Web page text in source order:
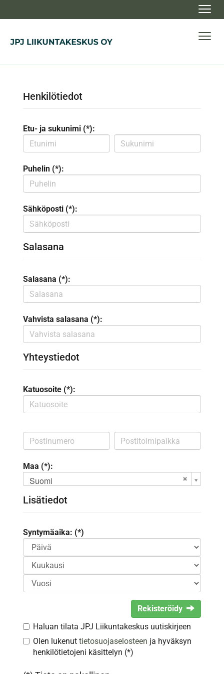
Henkilötiedot
Etu- ja sukunimi (*):
Puhelin (*):
Sähköposti (*):
Salasana
Salasana (*):
Vahvista salasana (*):
Yhteystiedot
Katuosoite (*):
Maa (*):
Suomi
Lisätiedot
Syntymäaika: (*)
Rekisteröidy
Haluan tilata JPJ Liikuntakeskus uutiskirjeen
Olen lukenut tietosuojaselosteen ja hyväksyn
henkilötietojeni käsittelyn (*)